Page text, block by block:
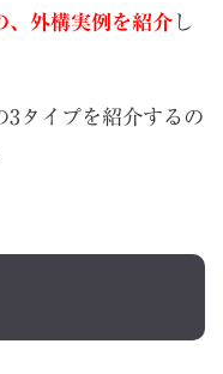
、外構実例を紹介 し
3タイプを紹介するの